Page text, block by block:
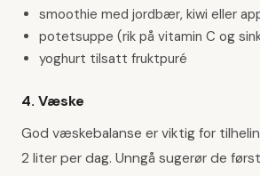
smoothie med jordbær, kiwi eller
potetsuppe (rik på vitamin C og
yoghurt tilsatt fruktpuré
4. Væske
God væskebalanse er viktig for
2 liter per dag. Unngå sugerør de